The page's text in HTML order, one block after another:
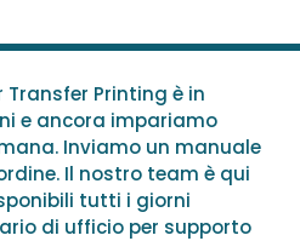
Printing è in
e ancora impariamo
Inviamo un manuale
Il nostro team è qui
tutti i giorni
di ufficio per supporto